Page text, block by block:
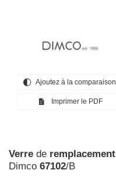
Ajoutez à la comparaison
Imprimer le PDF
Verre de remplacement
Dimco 67102/B